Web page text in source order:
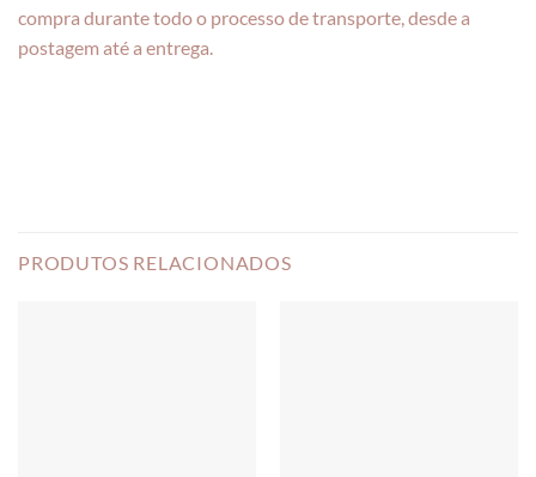
compra durante todo o processo de transporte, desde a
postagem até a entrega.
PRODUTOS RELACIONADOS